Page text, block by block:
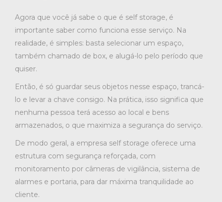
Agora que você já sabe o que é self storage, é
importante saber como funciona esse serviço. Na
realidade, é simples: basta selecionar um espaço,
também chamado de box, e alugá-lo pelo período que
quiser.
Então, é só guardar seus objetos nesse espaço, trancá-
lo e levar a chave consigo. Na prática, isso significa que
nenhuma pessoa terá acesso ao local e bens
armazenados, o que maximiza a segurança do serviço.
De modo geral, a empresa self storage oferece uma
estrutura com segurança reforçada, com
monitoramento por câmeras de vigilância, sistema de
alarmes e portaria, para dar máxima tranquilidade ao
cliente.